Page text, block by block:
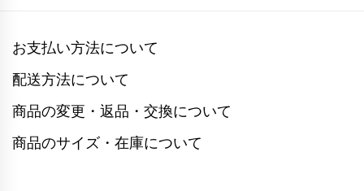
お支払い方法について
配送方法について
商品の変更・返品・交換について
商品のサイズ・在庫について